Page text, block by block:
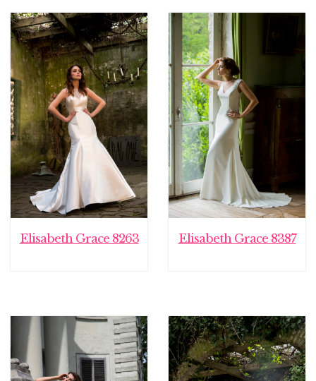
Elisabeth Grace 8263 Elisabeth Grace 8387